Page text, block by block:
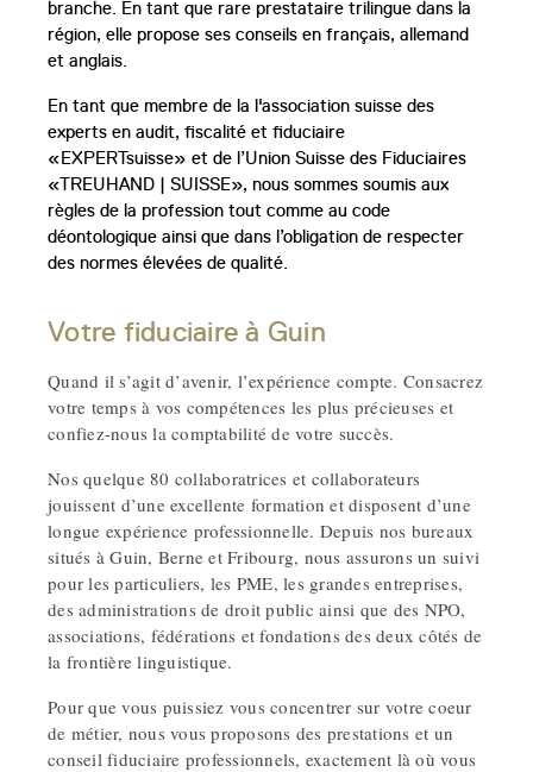
branche. En tant que rare prestataire trilingue dans la
région, elle propose ses conseils en français, allemand
et anglais.
En tant que membre de la l'association suisse des
experts en audit, fiscalité et fiduciaire
«EXPERTsuisse» et de l’Union Suisse des Fiduciaires
«TREUHAND | SUISSE», nous sommes soumis aux
règles de la profession tout comme au code
déontologique ainsi que dans l’obligation de respecter
des normes élevées de qualité.
Votre fiduciaire à Guin
Quand il s’agit d’avenir, l’expérience compte. Consacrez
votre temps à vos compétences les plus précieuses et
confiez-nous la comptabilité de votre succès.
Nos quelque 80 collaboratrices et collaborateurs
jouissent d’une excellente formation et disposent d’une
longue expérience professionnelle. Depuis nos bureaux
situés à Guin, Berne et Fribourg, nous assurons un suivi
pour les particuliers, les PME, les grandes entreprises,
des administrations de droit public ainsi que des NPO,
associations, fédérations et fondations des deux côtés de
la frontière linguistique.
Pour que vous puissiez vous concentrer sur votre coeur
de métier, nous vous proposons des prestations et un
conseil fiduciaire professionnels, exactement là où vous